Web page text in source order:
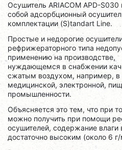
Осушитель ARIACOM APD-S030
собой адсорбционный
комплектации (S)tandart Line.
Простые и недорогие
рефрижераторного типа
применению на производстве,
нуждающемся в снабжении
сжатым воздухом, например, в
медицинской, электронной,
промышленности.
Объясняется это тем, что при
можно получить при помощи
осушителей, содержание влаги
достаточно высоким (около 6